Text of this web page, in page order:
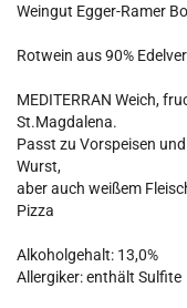
Weingut Egger-Ramer
Rotwein aus 90%
MEDITERRAN Weich,
St.Magdalena.
Passt zu Vorspeisen
Wurst,
aber auch weißem
Pizza
Alkoholgehalt: 13,0%
Allergiker: enthält Sulfite